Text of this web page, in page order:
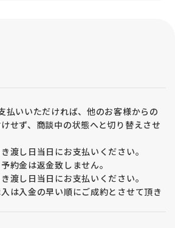
払いいただければ、他のお客様からの
せず、商談中の状態へと切り替えさせ
渡し日当日にお支払いください。
約金は返金致しません。
渡し日当日にお支払いください。
は入金の早い順にご成約とさせて頂き